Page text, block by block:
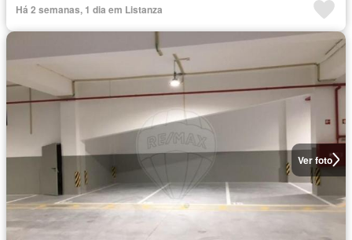
Há 2 semanas, 1 dia em Listanza
Ver foto